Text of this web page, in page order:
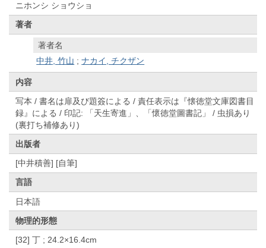
ニホンシ ショウショ
著者
著者名
中井, 竹山 ;ナカイ, チクザン
内容
写本 / 書名は扉及び題簽による / 責任表示は『懐徳堂文庫図書目
録』による / 印記: 「天生寄進」、「懷徳堂圖書記」 / 虫損あり
(裏打ち補修あり)
出版者
[中井積善] [自筆]
言語
日本語
物理的形態
[32] 丁 ; 24.2×16.4cm